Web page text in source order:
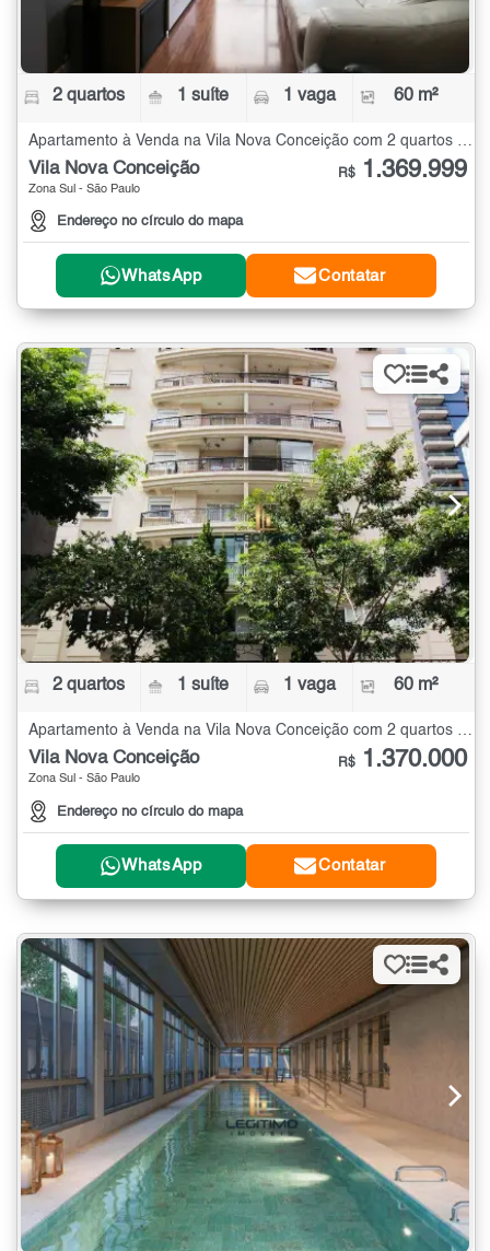
2 quartos 1 suíte 1 vaga 60 m²
Apartamento à Venda na Vila Nova Conceição com 2 quartos - 60 m²
Vila Nova Conceição
Zona Sul - São Paulo
Endereço no círculo do mapa
R$ 1.369.999
WhatsApp Contatar
2 quartos 1 suíte 1 vaga 60 m²
Apartamento à Venda na Vila Nova Conceição com 2 quartos - 60 m²
Vila Nova Conceição
Zona Sul - São Paulo
Endereço no círculo do mapa
R$ 1.370.000
WhatsApp Contatar